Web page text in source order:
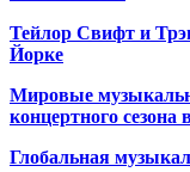
Тейлор Свифт и
Йорке
Мировые
концертного
Глобальная